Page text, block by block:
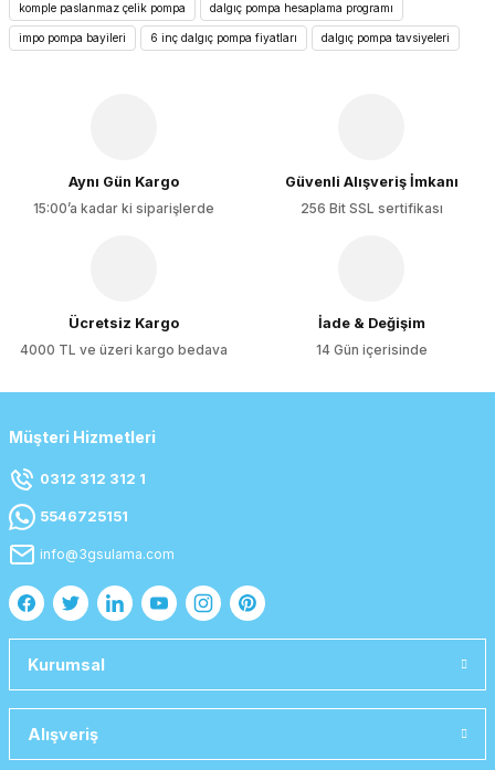
Ürün resmi kalitesiz, bozuk veya görüntülenemiyor.
komple paslanmaz çelik pompa dalgıç pompa hesaplama programı
impo pompa bayileri 6 inç dalgıç pompa fiyatları dalgıç pompa tavsiyeleri
Aynı Gün Kargo
15:00’a kadar ki siparişlerde
Güvenli Alışveriş İmkanı
256 Bit SSL sertifikası
Ücretsiz Kargo
4000 TL ve üzeri kargo bedava
İade & Değişim
14 Gün içerisinde
Müşteri Hizmetleri
0312 312 312 1
5546725151
info@3gsulama.com
Kurumsal
Alışveriş